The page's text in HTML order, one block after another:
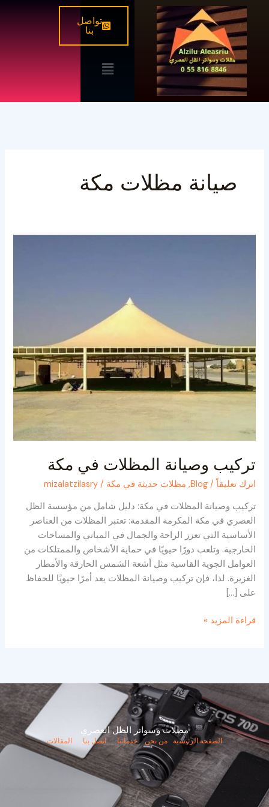
تخطي
المحتوى
تواصل
بنا
القائمة
صيانة مظلات مكة
تركيب وصيانة المظلات في مكة
اترك تعليقاً /
Blog
, مظلات حديثة في مكة /
mizalatzilasry
تركيب وصيانة المظلات في مكة: دليل شامل من مؤسسة الظل
العصري في مكة المكرمة المقدمة: تعتبر المظلات من العناصر
الأساسية التي تعزز الراحة والجمال في المباني والمساحات
الخارجية. وتلعب دورًا حيويًا في حماية الأشخاص والممتلكات من
العوامل الجوية القاسية مثل أشعة الشمس الحارقة والأمطار
الغزيرة. لذا، فإن تركيب وصيانة المظلات يعد أمرًا حيويًا للحفاظ
على […]
تركيب
قراءة المزيد »
مظلات وسواتر الظل العصري
الصفحة الرئيسية من نحن خدماتنا اتصل بنا المقالات